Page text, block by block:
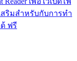
สริมสำหรับกับการทำ
ฟรี